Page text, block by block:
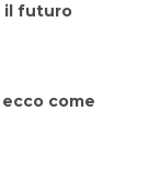
il futuro
come